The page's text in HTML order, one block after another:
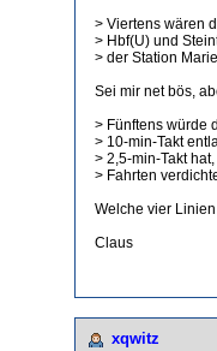
> Viertens wären
> Hbf(U) und
> der Station
Sei mir net bös,
> Fünftens würde
> 10-min-Takt
> 2,5-min-Takt
> Fahrten
Welche vier
Claus
xqwitz